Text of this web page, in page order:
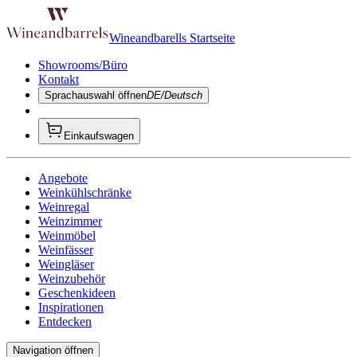
Wineandbarells Startseite
Showrooms/Büro
Kontakt
Sprachauswahl öffnenDE/Deutsch
Einkaufswagen
Angebote
Weinkühlschränke
Weinregal
Weinzimmer
Weinmöbel
Weinfässer
Weingläser
Weinzubehör
Geschenkideen
Inspirationen
Entdecken
Navigation öffnen